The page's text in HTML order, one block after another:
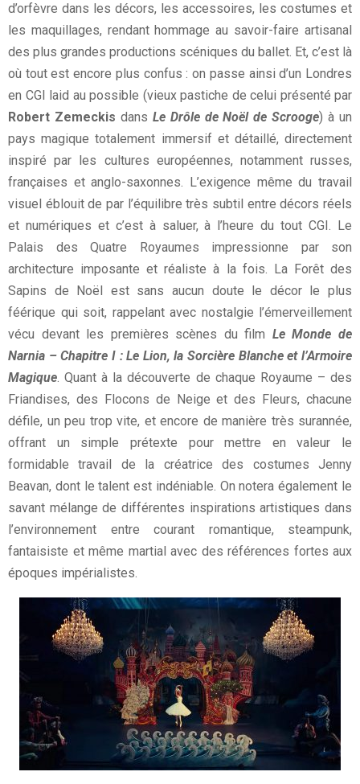
d’orfèvre dans les décors, les accessoires, les costumes et
les maquillages, rendant hommage au savoir-faire artisanal
des plus grandes productions scéniques du ballet. Et, c’est là
où tout est encore plus confus : on passe ainsi d’un Londres
en CGI laid au possible (vieux pastiche de celui présenté par
Robert Zemeckis dans Le Drôle de Noël de Scrooge) à un
pays magique totalement immersif et détaillé, directement
inspiré par les cultures européennes, notamment russes,
françaises et anglo-saxonnes. L’exigence même du travail
visuel éblouit de par l’équilibre très subtil entre décors réels
et numériques et c’est à saluer, à l’heure du tout CGI. Le
Palais des Quatre Royaumes impressionne par son
architecture imposante et réaliste à la fois. La Forêt des
Sapins de Noël est sans aucun doute le décor le plus
féérique qui soit, rappelant avec nostalgie l’émerveillement
vécu devant les premières scènes du film Le Monde de
Narnia – Chapitre I : Le Lion, la Sorcière Blanche et l’Armoire
Magique. Quant à la découverte de chaque Royaume – des
Friandises, des Flocons de Neige et des Fleurs, chacune
défile, un peu trop vite, et encore de manière très surannée,
offrant un simple prétexte pour mettre en valeur le
formidable travail de la créatrice des costumes Jenny
Beavan, dont le talent est indéniable. On notera également le
savant mélange de différentes inspirations artistiques dans
l’environnement entre courant romantique, steampunk,
fantaisiste et même martial avec des références fortes aux
époques impérialistes.